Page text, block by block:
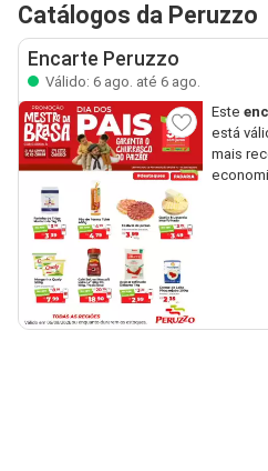
Catálogos da Peruzzo
Encarte Peruzzo
Válido: 6 ago. até 6 ago.
Este
está
mais